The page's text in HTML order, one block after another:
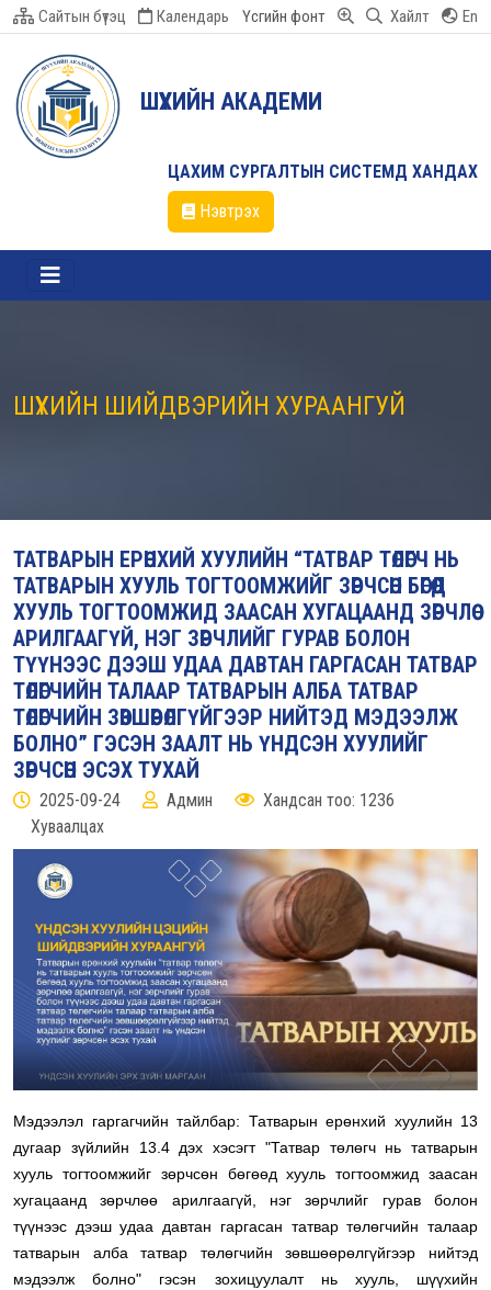
Сайтын бүтэц Календарь Үсгийн фонт Хайлт En
ШҮҮХИЙН АКАДЕМИ
ЦАХИМ СУРГАЛТЫН СИСТЕМД ХАНДАХ
Нэвтрэх
ШҮҮХИЙН ШИЙДВЭРИЙН ХУРААНГУЙ
ТАТВАРЫН ЕРӨНХИЙ ХУУЛИЙН “ТАТВАР ТӨЛӨГЧ НЬ
ТАТВАРЫН ХУУЛЬ ТОГТООМЖИЙГ ЗӨРЧСӨН БӨГӨӨД
ХУУЛЬ ТОГТООМЖИД ЗААСАН ХУГАЦААНД ЗӨРЧЛӨӨ
АРИЛГААГҮЙ, НЭГ ЗӨРЧЛИЙГ ГУРАВ БОЛОН
ТҮҮНЭЭС ДЭЭШ УДАА ДАВТАН ГАРГАСАН ТАТВАР
ТӨЛӨГЧИЙН ТАЛААР ТАТВАРЫН АЛБА ТАТВАР
ТӨЛӨГЧИЙН ЗӨВШӨӨРӨЛГҮЙГЭЭР НИЙТЭД МЭДЭЭЛЖ
БОЛНО” ГЭСЭН ЗААЛТ НЬ ҮНДСЭН ХУУЛИЙГ
ЗӨРЧСӨН ЭСЭХ ТУХАЙ
2025-09-24 Админ
Хандсан тоо: 1236
Хуваалцах
Мэдээлэл гаргагчийн тайлбар: Татварын ерөнхий хуулийн 13
дугаар зүйлийн 13.4 дэх хэсэгт "Татвар төлөгч нь татварын
хууль тогтоомжийг зөрчсөн бөгөөд хууль тогтоомжид заасан
хугацаанд зөрчлөө арилгаагүй, нэг зөрчлийг гурав болон
түүнээс дээш удаа давтан гаргасан татвар төлөгчийн талаар
татварын алба татвар төлөгчийн зөвшөөрөлгүйгээр нийтэд
мэдээлж болно" гэсэн зохицуулалт нь хууль, шүүхийн